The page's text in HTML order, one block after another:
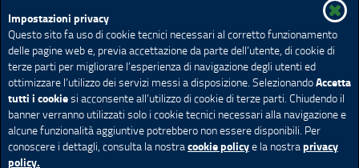
Impostazioni privacy
Questo sito fa uso di cookie tecnici necessari al corretto funzionamento
delle pagine web e, previa accettazione da parte dell’utente, di cookie di
terze parti per migliorare l’esperienza di navigazione degli utenti ed
ottimizzare l’utilizzo dei servizi messi a disposizione. SelezionandoAccetta
tutti i cookiesi acconsente all’utilizzo di cookie di terze parti. Chiudendo il
banner verranno utilizzati solo i cookie tecnici necessari alla navigazione e
alcune funzionalità aggiuntive potrebbero non essere disponibili. Per
conoscere i dettagli, consulta la nostracookie policye la nostraprivacy
policy.
Mappa del sito
Feed Rss
Sito web Regione Lombardia
Accessibilità
Dichiarazione di accessibilità
Amministrazione trasparente
Cookie Policy
Impostazione Cookie
Note legali Privacy Redazione